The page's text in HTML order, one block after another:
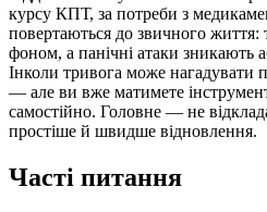
курсу КПТ, за потреби з
повертаються до звичного життя:
фоном, а панічні атаки зникають
Інколи тривога може нагадувати
— але ви вже матимете
самостійно. Головне — не
простіше й швидше відновлення.
Часті питання